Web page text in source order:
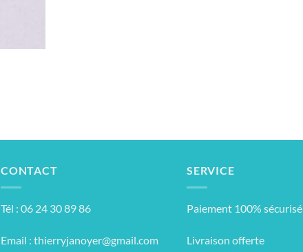
CONTACT
Tél : 06 24 30 89 86
Email : thierryjanoyer@gmail.com
SERVICE
Paiement 100% sécurisé
Livraison offerte